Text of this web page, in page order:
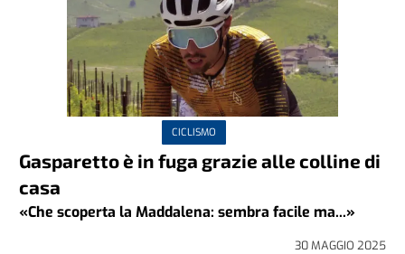
CICLISMO
Gasparetto è in fuga grazie alle colline di
casa
«Che scoperta la Maddalena: sembra facile ma...»
30 MAGGIO 2025